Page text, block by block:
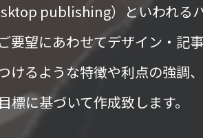
publishing）といわれる
要望にあわせてデザイン・記
けるような特徴や利点の強調
に基づいて作成致します。